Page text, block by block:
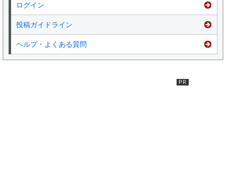
ログイン
投稿ガイドライン
ヘルプ・よくある質問